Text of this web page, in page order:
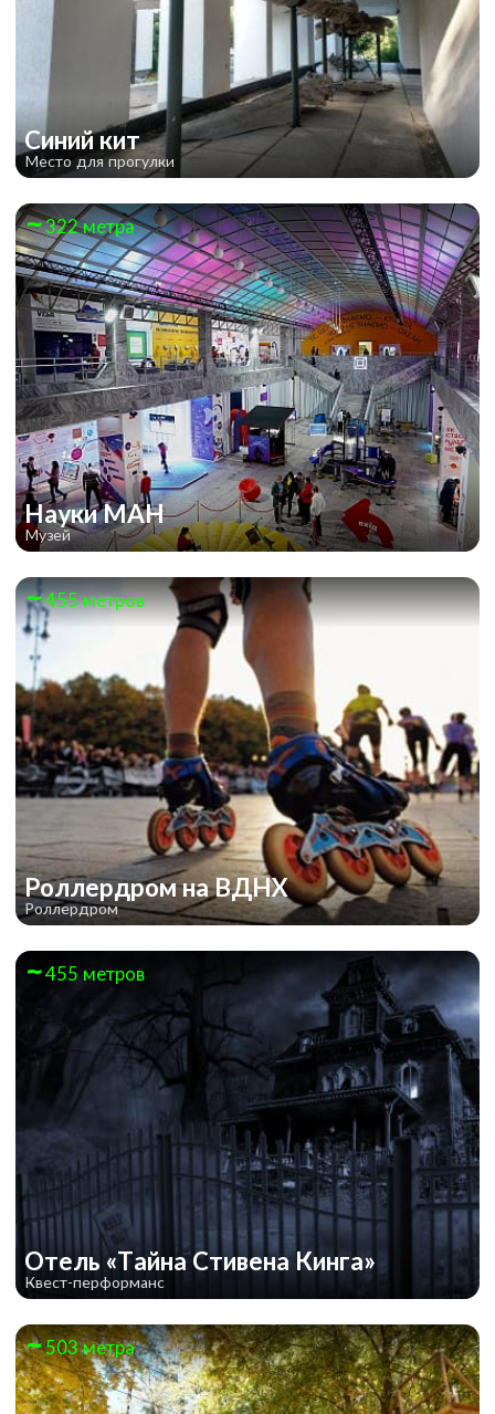
Синий кит
Место для прогулки
322 метра
Науки МАН
Музей
455 метров
Роллердром на ВДНХ
Роллердром
455 метров
Отель «Тайна Стивена Кинга»
Квест-перформанс
503 метра